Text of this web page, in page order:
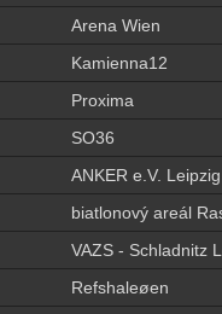
Arena Wien
Kamienna12
Proxima
SO36
ANKER e.V. Leipzig
biatlonový areál
VAZS - Schladnitz
Refshaleøen